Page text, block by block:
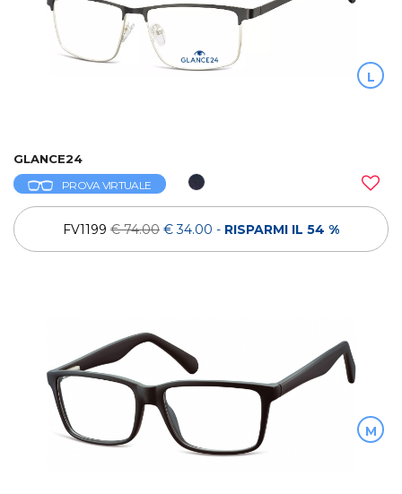
L
GLANCE24
PROVA VIRTUALE
FV1199 € 74.00 € 34.00 - RISPARMI IL 54 %
M